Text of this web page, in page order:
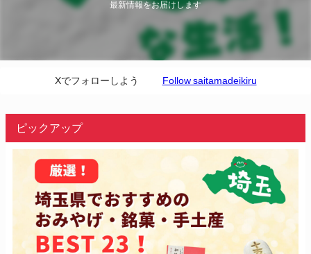
最新情報をお届けします
Xでフォローしよう Follow saitamadeikiru
ピックアップ